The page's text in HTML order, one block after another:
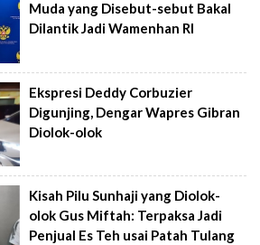
Muda yang Disebut-sebut Bakal
Dilantik Jadi Wamenhan RI
Ekspresi Deddy Corbuzier
Digunjing, Dengar Wapres Gibran
Diolok-olok
Kisah Pilu Sunhaji yang Diolok-
olok Gus Miftah: Terpaksa Jadi
Penjual Es Teh usai Patah Tulang